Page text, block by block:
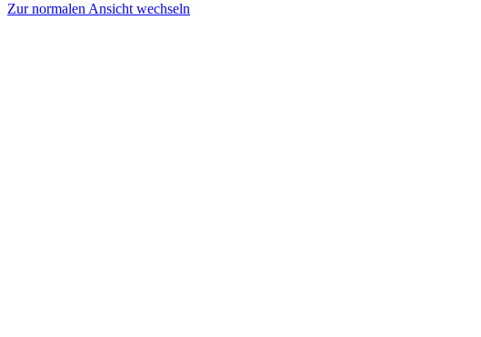
Zur normalen Ansicht wechseln